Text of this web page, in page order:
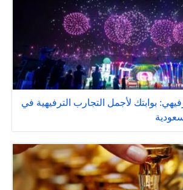
بوابتك لأجمل التجارب الترفيهية في